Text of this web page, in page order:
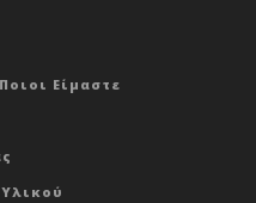
Είμαστε